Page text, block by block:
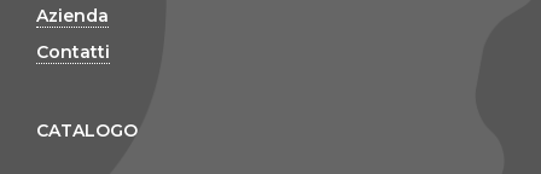
Azienda
Contatti
CATALOGO